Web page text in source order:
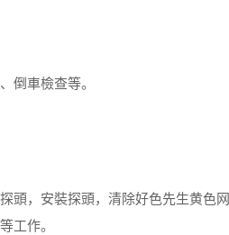
倒車檢查等。
，安裝探頭，清除好色先生黄色
工作。